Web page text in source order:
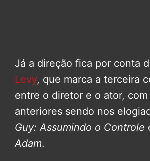
Já a direção fica por conta
Levy, que marca a terceira
entre o diretor e o ator, com
anteriores sendo nos
Guy: Assumindo o Controle
Adam.